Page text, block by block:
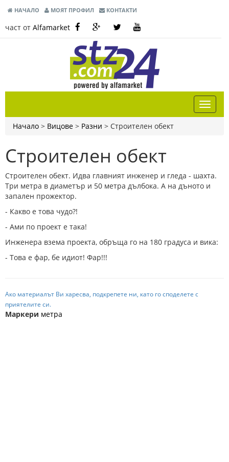
НАЧАЛО МОЯТ ПРОФИЛ КОНТАКТИ
част от Alfamarket
Начало > Вицове > Разни > Строителен обект
Строителен обект
Строителен обект. Идва главният инженер и гледа - шахта.
Три метра в диаметър и 50 метра дълбока. А на дъното и
запален прожектор.
- Какво е това чудо?!
- Ами по проект е така!
Инженера взема проекта, обръща го на 180 градуса и вика:
- Това е фар, бе идиот! Фар!!!
Ако материалът Ви харесва, подкрепете ни, като го споделете с
приятелите си.
Маркери метра